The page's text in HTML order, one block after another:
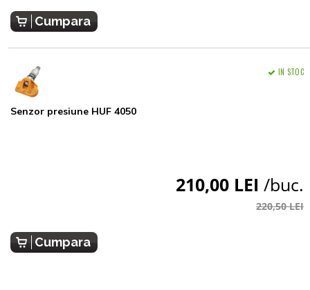
Cumpara
Senzor presiune HUF 4050
IN STOC
210,00 LEI /buc.
220,50 LEI
Cumpara